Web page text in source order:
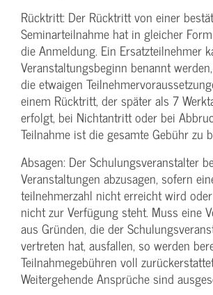
Rücktritt: Der Rücktritt von einer
Seminarteilnahme hat in gleicher
die Anmeldung. Ein Ersatzteilnehmer
Veranstaltungs­beginn benannt
die etwaigen
einem Rücktritt, der später als 7
erfolgt, bei Nichtantritt oder bei
Teilnahme ist die gesamte Gebühr zu
Absagen: Der Schulungs­veranstalter
Veranstaltungen abzusagen, sofern
teilnehmerzahl nicht erreicht wird
nicht zur Verfügung steht. Muss eine
aus Gründen, die der
vertreten hat, ausfallen, so werden
Teilnahme­gebühren voll
Weitergehende Ansprüche sind